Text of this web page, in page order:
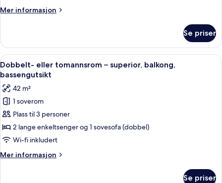
classic,
Mer informasjon
Mer
eller
tomannsrom
–
classic,
Se priser
Åpne
alle
bildene
av
Dobbelt-
eller
tomannsrom
–
superior,
balkong,
Minibar, safe på rommet,
2
Dobbelt- eller tomannsrom – superior, balkong,
bassengutsikt
42 m²
1 soverom
Plass til 3 personer
2 lange enkeltsenger og 1 sovesofa (dobbel)
Wi-fi inkludert
Mer informasjon
Mer
Se priser